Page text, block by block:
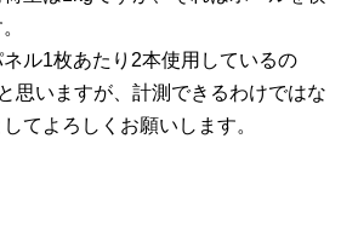
ル1枚あたり2本使用しているの
思いますが、計測できるわけではな
てよろしくお願いします。